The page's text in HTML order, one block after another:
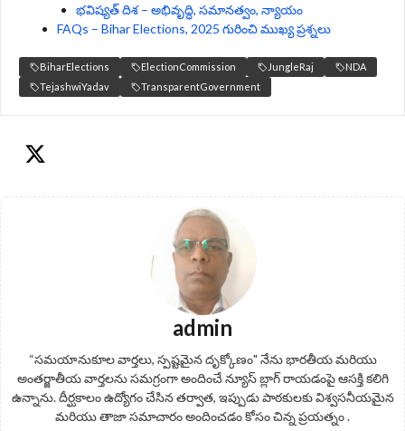
భవిష్యత్ దిశ – అభివృద్ధి, సమానత్వం, న్యాయం
FAQs – Bihar Elections, 2025 గురించి ముఖ్య ప్రశ్నలు
BiharElections ElectionCommission JungleRaj
NDA
TejashwiYadav
TransparentGovernment
admin
“సమయానుకూల వార్తలు, స్పష్టమైన దృక్కోణం" నేను భారతీయ మరియు
అంతర్జాతీయ వార్తలను సమగ్రంగా అందించే న్యూస్ బ్లాగ్ రాయడంపై ఆసక్తి కలిగి
ఉన్నాను. దీర్ఘకాలం ఉద్యోగం చేసిన తర్వాత, ఇప్పుడు పాఠకులకు విశ్వసనీయమైన
మరియు తాజా సమాచారం అందించడం కోసం చిన్న ప్రయత్నం .